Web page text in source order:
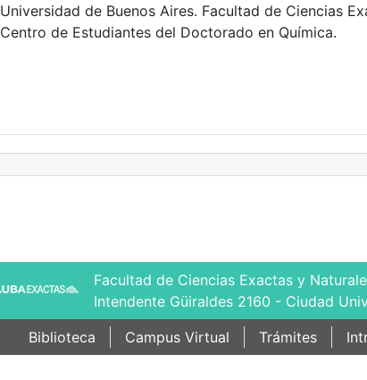
Universidad de Buenos Aires. Facultad de Ciencias
Centro de Estudiantes del Doctorado en Química.
Facultad de Ciencias Exactas y
Intendente Güiraldes 2160 - Ciudad
Biblioteca
Campus Virtual Trámites